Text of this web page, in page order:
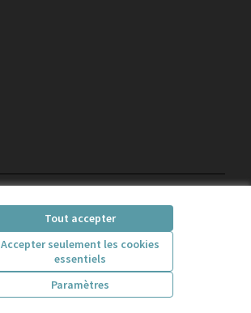
Tout accepter
Accepter seulement les cookies
essentiels
Paramètres
(Lien externe)
(Lien externe)(Lien externe)(Lien externe)
Licence Creative
(Lien externe)